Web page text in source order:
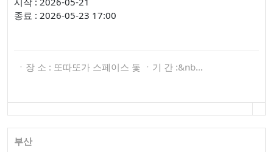
종료 : 2026-05-23 17:00
ㆍ장 소 : 또따또가 스페이스 돛 ㆍ기 간 :&nb…
부산